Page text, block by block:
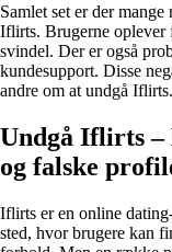
Samlet set er der
Iflirts. Brugerne oplever
svindel. Der er også
kundesupport. Disse
andre om at undgå Iflirts.
Undgå Iflirts –
og falske
Iflirts er en online
sted, hvor brugere kan